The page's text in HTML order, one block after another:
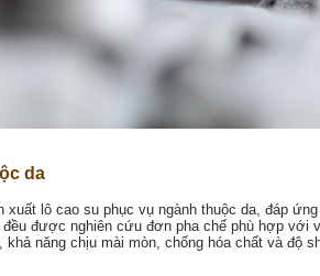
da
xuất lô cao su phục vụ ngành thuộc da, đáp
đều được nghiên cứu đơn pha chế phù hợp
khả năng chịu mài mòn, chống hóa chất và độ